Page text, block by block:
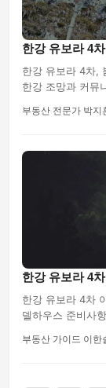
한강 유보라 4
한강 유보라 4차,
한강 조망과 커뮤
부동산 전문가 박지
한강 유보라 4
한강 유보라 4차
델하우스 준비사
부동산 가이드 이한